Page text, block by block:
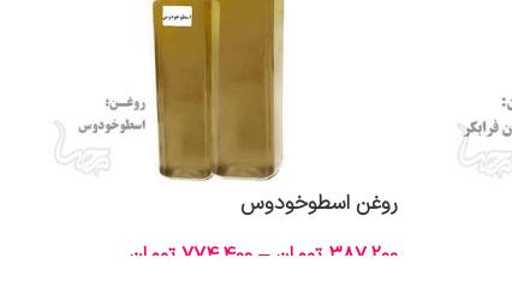
روغن اسطوخودوس
387,200 تومان –
774,400تومان